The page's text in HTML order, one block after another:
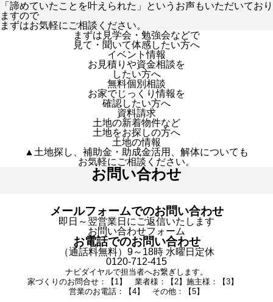
「諦めていたことを叶えられた」というお声もいただいており
ますので
まずはお気軽にご相談ください。
まずは見学会・勉強会などで
見て・聞いて体感したい方へ
イベント情報
お見積りや資金相談を
したい方へ
無料個別相談
お家でじっくり情報を
確認したい方へ
資料請求
土地の新着物件など
土地をお探しの方へ
土地の情報
▲土地探し、補助金・助成金活用、解体についても
お気軽にご相談ください。
お問い合わせ
メールフォームでのお問い合わせ
即日～翌営業日にご返信いたします
お問い合わせフォーム
お電話でのお問い合わせ
（通話料無料）9～18時 水曜日定休
0120-712-415
ナビダイヤルで担当者へお繋ぎします。
家づくりのお問合せ：【1】 業者様：【2】施主様：【3】
営業のお電話：【4】 その他：【5】